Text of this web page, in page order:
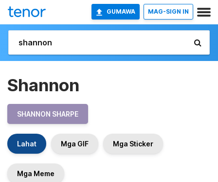
GUMAWA MAG-SIGN IN
Shannon
SHANNON SHARPE
Lahat Mga GIF Mga Sticker
Mga Meme